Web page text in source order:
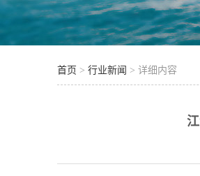
首页 > 行业新闻 > 详细内容